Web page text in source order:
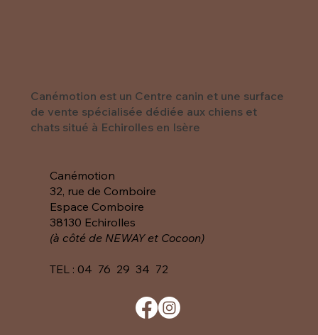
Canémotion est un Centre canin et une surface
de vente spécialisée dédiée aux chiens et
chats situé à Echirolles en Isère
Canémotion
32, rue de Comboire
Espace Comboire
38130 Echirolles
(à côté de NEWAY et Cocoon)
TEL : 04 76 29 34 72